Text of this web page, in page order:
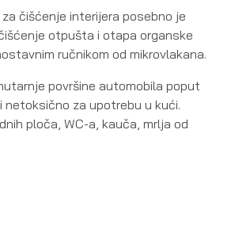
čišćenje interijera posebno je
otpušta i otapa organske
ručnikom od mikrovlakana.
površine automobila poput
netoksično za upotrebu u kući.
ploča, WC-a, kauča, mrlja od